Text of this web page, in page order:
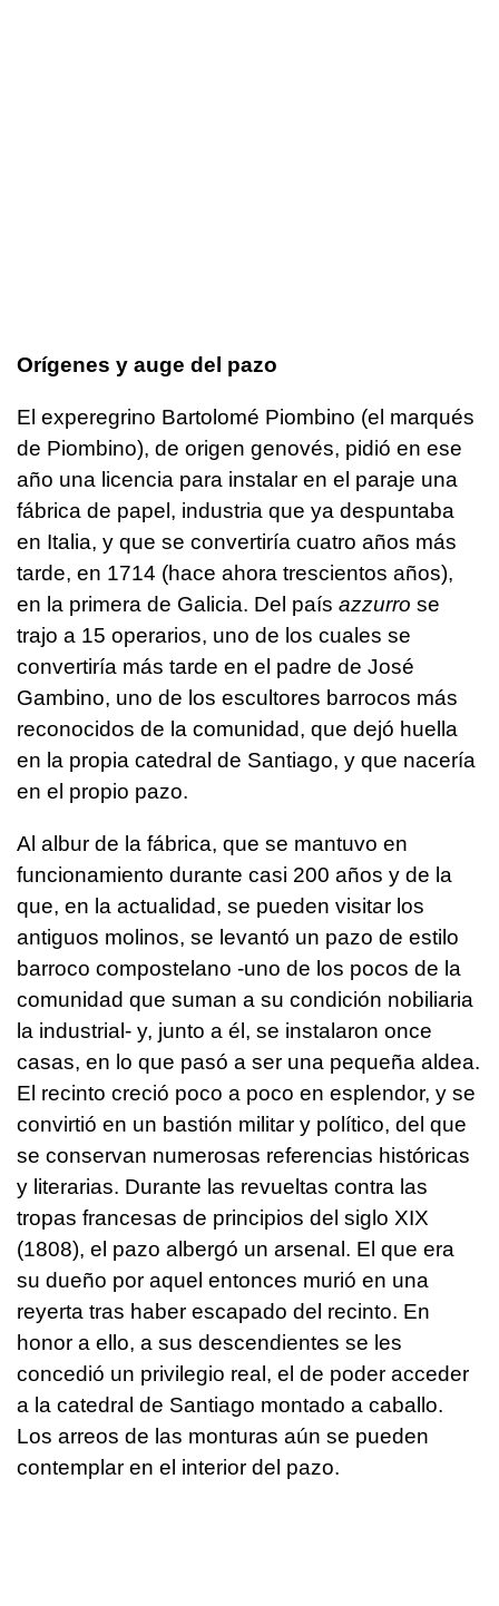
Orígenes y auge del pazo
El experegrino Bartolomé Piombino (el marqués
de Piombino), de origen genovés, pidió en ese
año una licencia para instalar en el paraje una
fábrica de papel, industria que ya despuntaba
en Italia, y que se convertiría cuatro años más
tarde, en 1714 (hace ahora trescientos años),
en la primera de Galicia. Del país azzurro se
trajo a 15 operarios, uno de los cuales se
convertiría más tarde en el padre de José
Gambino, uno de los escultores barrocos más
reconocidos de la comunidad, que dejó huella
en la propia catedral de Santiago, y que nacería
en el propio pazo.
Al albur de la fábrica, que se mantuvo en
funcionamiento durante casi 200 años y de la
que, en la actualidad, se pueden visitar los
antiguos molinos, se levantó un pazo de estilo
barroco compostelano -uno de los pocos de la
comunidad que suman a su condición nobiliaria
la industrial- y, junto a él, se instalaron once
casas, en lo que pasó a ser una pequeña aldea.
El recinto creció poco a poco en esplendor, y se
convirtió en un bastión militar y político, del que
se conservan numerosas referencias históricas
y literarias. Durante las revueltas contra las
tropas francesas de principios del siglo XIX
(1808), el pazo albergó un arsenal. El que era
su dueño por aquel entonces murió en una
reyerta tras haber escapado del recinto. En
honor a ello, a sus descendientes se les
concedió un privilegio real, el de poder acceder
a la catedral de Santiago montado a caballo.
Los arreos de las monturas aún se pueden
contemplar en el interior del pazo.